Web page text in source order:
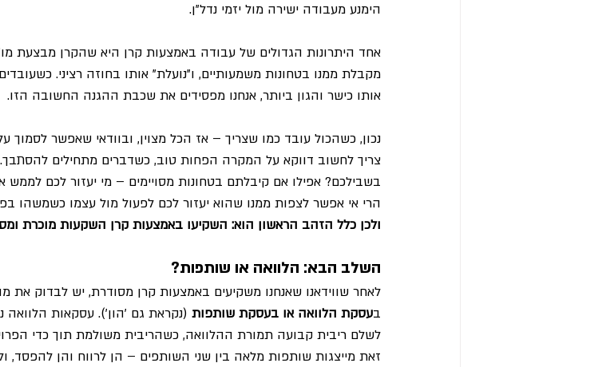
הימנע מעבודה ישירה מול יזמי נדל"ן.
אחד היתרונות הגדולים של עבודה באמצעות קרן היא שהקרן מבצעת
מקבלת ממנו בטחונות משמעותיים, ו"נועלת" אותו בחוזה רציני.
אותו כישר והגון ביותר, אנחנו מפסידים את שכבת ההגנה החשובה הזו.
נכון, כשהכול עובד כמו שצריך – אז הכל מצוין, ובוודאי שאפשר לסמוך
צריך לחשוב דווקא על המקרה הפחות טוב, כשדברים מתחילים
בשבילכם? אפילו אם קיבלתם בטחונות מסויימים – מי יעזור לכם לממש
הרי אי אפשר לצפות ממנו שהוא יעזור לכם לפעול מול עצמו כשמשהו
ולכן כלל הזהב הראשון הוא: השקיעו באמצעות קרן השקעות מוכרת
השלב הבא: הלוואה או שותפות?
לאחר שווידאנו שאנחנו משקיעים באמצעות קרן מסודרת, יש לבדוק
בעסקת הלוואה או בעסקת שותפות (נקראת גם 'הון'). עסקאות הלוואה
לשלם ריבית קבועה תמורת ההלוואה, כשהריבית משולמת תוך כדי
זאת מייצגות שותפות מלאה בין שני השותפים – הן לרווח והן להפסד,